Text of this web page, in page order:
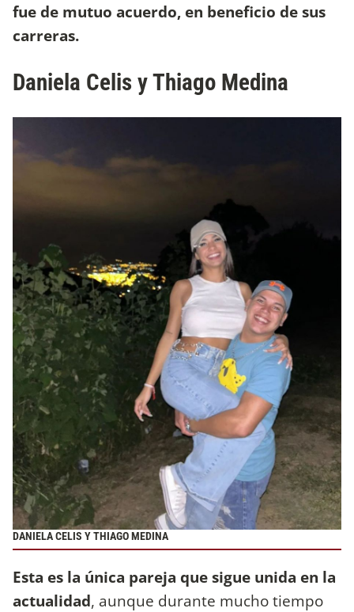
fue de mutuo acuerdo, en beneficio de sus
carreras.
Daniela Celis y Thiago Medina
DANIELA CELIS Y THIAGO MEDINA
Esta es la única pareja que sigue unida en la
actualidad, aunque durante mucho tiempo